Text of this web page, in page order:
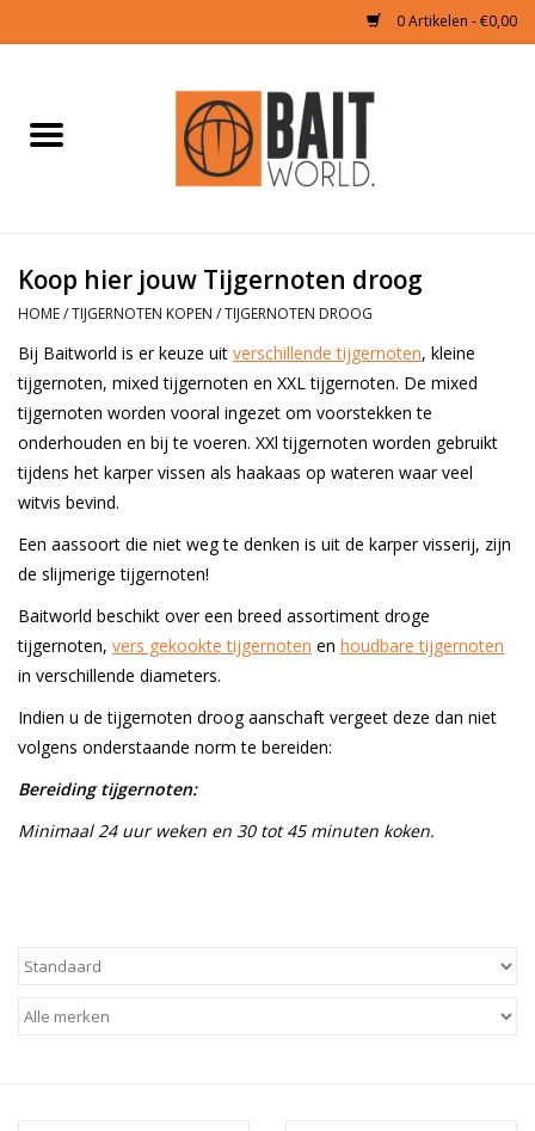
0 Artikelen - €0,00
Boilies & Additieven
Hookbaits
Pellets
Range
Cadeaubon
Summer Deals
BLOG
Koop hier jouw Tijgernoten droog
HOME/TIJGERNOTEN KOPEN /TIJGERNOTEN DROOG
Bij Baitworld is er keuze uit verschillende tijgernoten, kleine
tijgernoten, mixed tijgernoten en XXL tijgernoten. De mixed
tijgernoten worden vooral ingezet om voorstekken te
onderhouden en bij te voeren. XXl tijgernoten worden gebruikt
tijdens het karper vissen als haakaas op wateren waar veel
witvis bevind.
Een aassoort die niet weg te denken is uit de karper visserij, zijn
de slijmerige tijgernoten!
Baitworld beschikt over een breed assortiment droge
tijgernoten, vers gekookte tijgernoten en houdbare tijgernoten
in verschillende diameters.
Indien u de tijgernoten droog aanschaft vergeet deze dan niet
volgens onderstaande norm te bereiden:
Bereiding tijgernoten:
Minimaal 24 uur weken en 30 tot 45 minuten koken.